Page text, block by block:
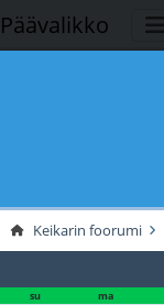
Päävalikko
Keikarin foorumi
su ma